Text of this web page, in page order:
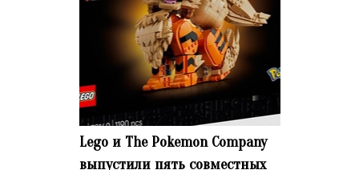
Lego и The Pokemon Company
выпустили пять совместных